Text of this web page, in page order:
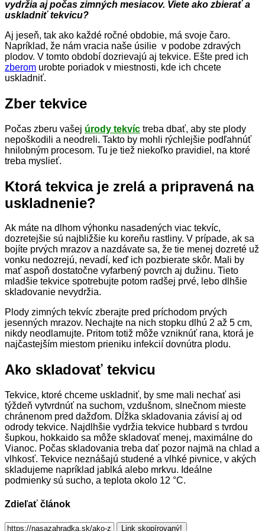
vydržia aj počas zimných mesiacov. Viete ako zbierať a
uskladniť tekvicu?
Aj jeseň, tak ako každé ročné obdobie, má svoje čaro.
Napríklad, že nám vracia naše úsilie v podobe zdravých
plodov. V tomto období dozrievajú aj tekvice. Ešte pred ich
zberom urobte poriadok v miestnosti, kde ich chcete
uskladniť.
Zber tekvice
Počas zberu vašej úrody tekvíc treba dbať, aby ste plody
nepoškodili a neodreli. Takto by mohli rýchlejšie podľahnúť
hnilobným procesom. Tu je tiež niekoľko pravidiel, na ktoré
treba myslieť.
Ktorá tekvica je zrelá a pripravená na
uskladnenie?
Ak máte na dlhom výhonku nasadených viac tekvíc,
dozretejšie sú najbližšie ku koreňu rastliny. V prípade, ak sa
bojíte prvých mrazov a nazdávate sa, že tie menej dozreté už
vonku nedozrejú, nevadí, keď ich pozbierate skôr. Mali by
mať aspoň dostatočne vyfarbený povrch aj dužinu. Tieto
mladšie tekvice spotrebujte potom radšej prvé, lebo dlhšie
skladovanie nevydržia.
Plody zimných tekvíc zberajte pred príchodom prvých
jesenných mrazov. Nechajte na nich stopku dlhú 2 až 5 cm,
nikdy neodlamujte. Pritom totiž môže vzniknúť rana, ktorá je
najčastejším miestom prieniku infekcií dovnútra plodu.
Ako skladovať tekvicu
Tekvice, ktoré chceme uskladniť, by sme mali nechať asi
týždeň vytvrdnúť na suchom, vzdušnom, slnečnom mieste
chránenom pred dažďom. Dĺžka skladovania závisí aj od
odrody tekvice. Najdlhšie vydržia tekvice hubbard s tvrdou
šupkou, hokkaido sa môže skladovať menej, maximálne do
Vianoc. Počas skladovania treba dať pozor najmä na chlad a
vlhkosť. Tekvice neznášajú studené a vlhké pivnice, v akých
skladujeme napríklad jablká alebo mrkvu. Ideálne
podmienky sú sucho, a teplota okolo 12 °C.
Zdieľať článok
Link skopírovaný!